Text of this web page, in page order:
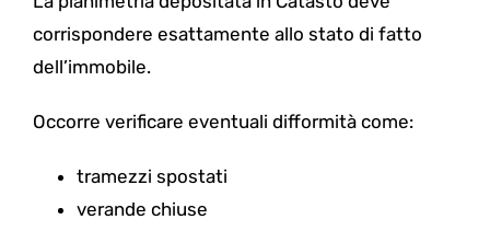
corrispondere esattamente allo stato di fatto
dell’immobile.
Occorre verificare eventuali difformità come:
tramezzi spostati
verande chiuse